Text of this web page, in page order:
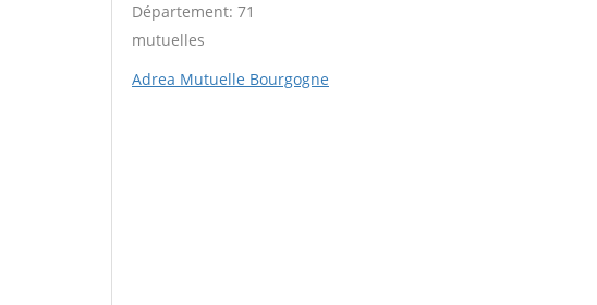
Département: 71
mutuelles
Adrea Mutuelle Bourgogne